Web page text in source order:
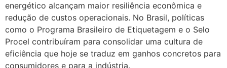
energético alcançam maior resiliência econômica e
redução de custos operacionais. No Brasil, políticas
como o Programa Brasileiro de Etiquetagem e o Selo
Procel contribuíram para consolidar uma cultura de
eficiência que hoje se traduz em ganhos concretos para
consumidores e para a indústria.